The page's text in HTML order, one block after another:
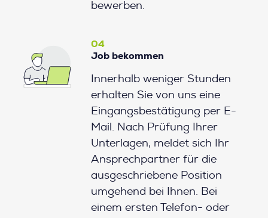
bewerben.
04
Job bekommen
Innerhalb weniger Stunden
erhalten Sie von uns eine
Eingangsbestätigung per E-
Mail. Nach Prüfung Ihrer
Unterlagen, meldet sich Ihr
Ansprechpartner für die
ausgeschriebene Position
umgehend bei Ihnen. Bei
einem ersten Telefon- oder